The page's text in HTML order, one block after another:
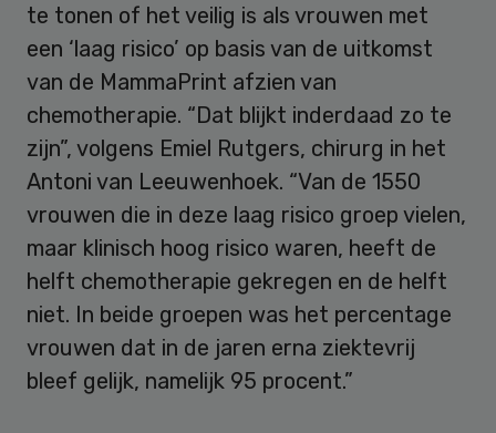
te tonen of het veilig is als vrouwen met
een ‘laag risico’ op basis van de uitkomst
van de MammaPrint afzien van
chemotherapie. “Dat blijkt inderdaad zo te
zijn”, volgens Emiel Rutgers, chirurg in het
Antoni van Leeuwenhoek. “Van de 1550
vrouwen die in deze laag risico groep vielen,
maar klinisch hoog risico waren, heeft de
helft chemotherapie gekregen en de helft
niet. In beide groepen was het percentage
vrouwen dat in de jaren erna ziektevrij
bleef gelijk, namelijk 95 procent.”